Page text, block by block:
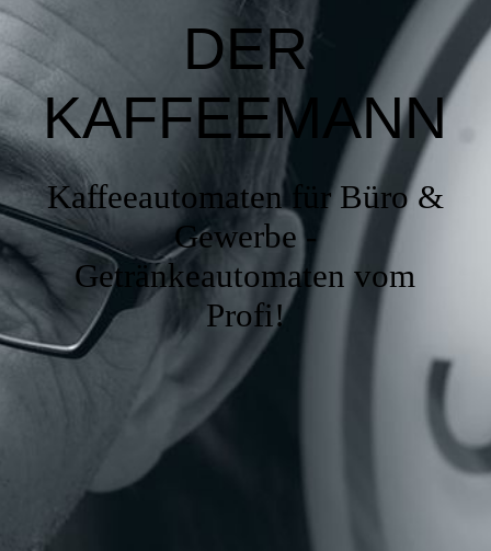
DER
KAFFEEMANN
Kaffeeautomaten für Büro &
Gewerbe -
Getränkeautomaten vom
Profi!